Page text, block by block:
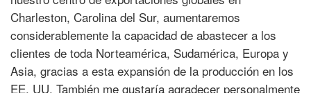
Charleston, Carolina del Sur, aumentaremos
considerablemente la capacidad de abastecer a los
clientes de toda Norteamérica, Sudamérica, Europa y
Asia, gracias a esta expansión de la producción en los
EE. UU. También me gustaría agradecer personalmente